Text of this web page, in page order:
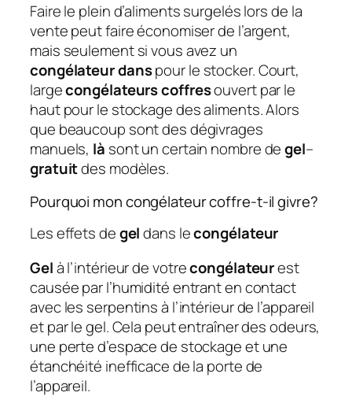
Faire le plein d’aliments surgelés lors de la
vente peut faire économiser de l’argent,
mais seulement si vous avez un
congélateur danspour le stocker. Court,
largecongélateurs coffresouvert par le
haut pour le stockage des aliments. Alors
que beaucoup sont des dégivrages
manuels, là sont un certain nombre degel–
gratuitdes modèles.
Pourquoi mon congélateur coffre-t-il givre?
Les effets degeldans lecongélateur
Gelà l’intérieur de votrecongélateurest
causée par l’humidité entrant en contact
avec les serpentins à l’intérieur de l’appareil
et par le gel. Cela peut entraîner des odeurs,
une perte d’espace de stockage et une
étanchéité inefficace de la porte de
l’appareil.